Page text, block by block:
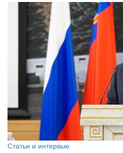
Статьи и интервью